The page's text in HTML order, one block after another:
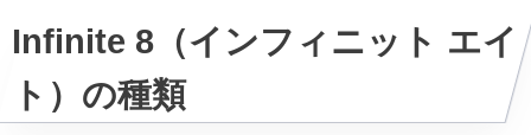
Infinite 8（インフィニット エイ
ト）の種類